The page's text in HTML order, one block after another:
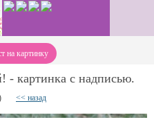
на картинку
- картинка с надписью.
<< назад